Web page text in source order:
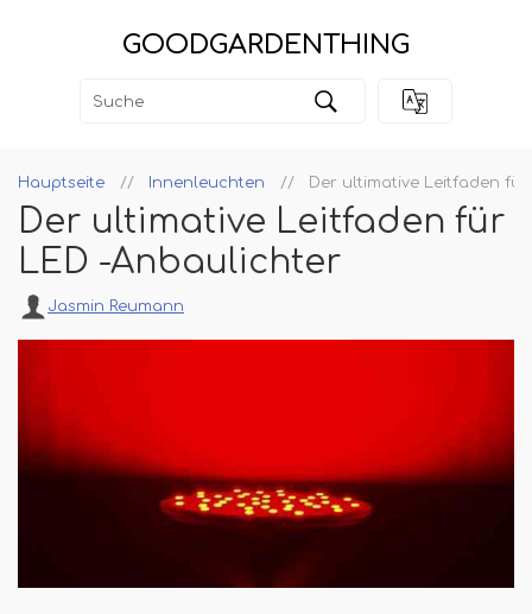
GOODGARDENTHING
Hauptseite Innenleuchten Der ultimative Leitfaden
Der ultimative Leitfaden für
LED -Anbaulichter
Jasmin Reumann